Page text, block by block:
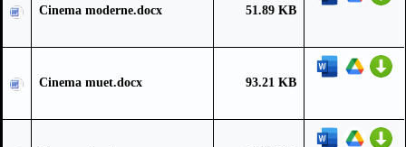
Cinema moderne.docx 51.89 KB
Cinema muet.docx 93.21 KB